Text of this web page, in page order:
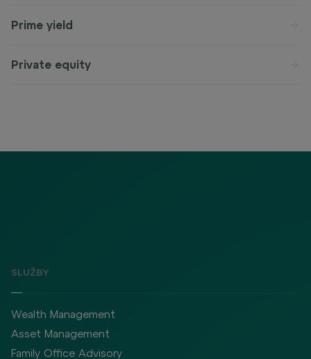
Prime yield
Private equity
SLUŽBY
Wealth Management
Asset Management
Family Office Advisory